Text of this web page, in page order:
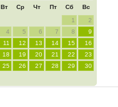
Вт Ср Чт Пт Сб Вс
1
2
4 5 6 7 8
9
11 12 13 14 15
16
18 19 20 21 22
23
25 26 27 28 29
30